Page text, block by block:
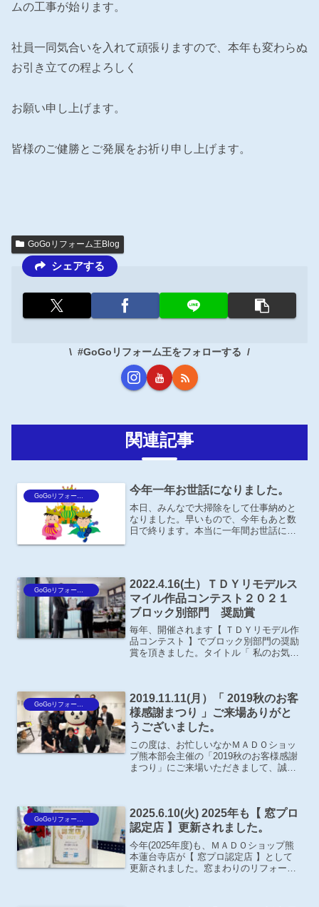
ムの工事が始ります。
社員一同気合いを入れて頑張りますので、本年も変わらぬ
お引き立ての程よろしく
お願い申し上げます。
皆様のご健勝とご発展をお祈り申し上げます。
GoGoリフォーム王Blog
シェアする
#GoGoリフォーム王をフォローする
関連記事
GoGoリフォーム王Blog 今年一年お世話になりました。
本日、みんなで大掃除をして仕事納めと
なりました。早いもので、今年もあと数
日で終ります。本当に一年間お世話にな
2022.4.16(土）ＴＤＹリモデルス
マイル作品コンテスト２０２１
ブロック別部門 奨励賞
毎年、開催されます【 ＴＤＹリモデル作
品コンテスト 】でブロック別部門の奨励
賞を頂きました。タイトル「 私のお気に
九州エクステ...
GoGoリフォーム王Blog
2019.11.11(月）「 2019秋のお客
様感謝まつり 」ご来場ありがと
うございました。
この度は、お忙しいなかＭＡＤＯショッ
プ熊本部会主催の「2019秋のお客様感謝
まつり」にご来場いただきまして、誠に
様で、たくさんの方に...
GoGoリフォーム王Blog
2025.6.10(火) 2025年も【 窓プロ
認定店 】更新されました。
今年(2025年度)も、ＭＡＤＯショップ熊
本蓮台寺店が【 窓プロ認定店 】として
更新されました。窓まわりのリフォーム